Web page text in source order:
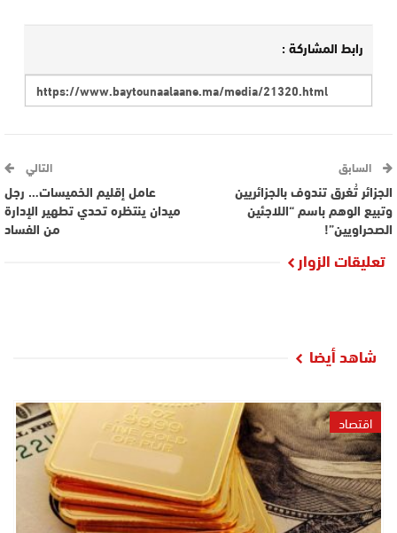
رابط المشاركة :
السابق
الجزائر تُغرق تندوف بالجزائريين
وتبيع الوهم باسم “اللاجئين
الصحراويين”!
التالي
عامل إقليم الخميسات… رجل
ميدان ينتظره تحدي تطهير الإدارة
من الفساد
تعليقات الزوار
شاهد أيضا
اقتصاد